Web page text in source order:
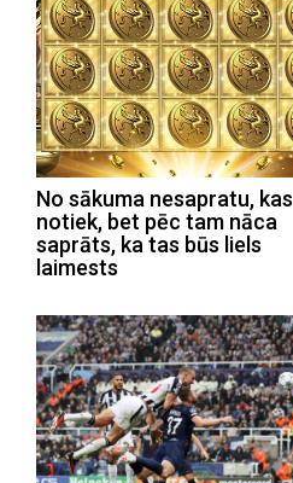
No sākuma nesapratu, kas
notiek, bet pēc tam nāca
saprāts, ka tas būs liels
laimests